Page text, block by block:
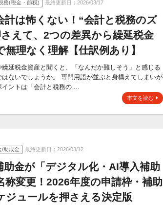
務(税金・節税) 最終更新日：2026/03/17
計は怖くない！“会計と税務のズ
えて、2つの差異から繰延税金
無理なく理解【仕訳例あり】
延税金資産と聞くと、「なんだか難しそう」と感じる
はないでしょうか。 専門用語が並ぶと身構えてしまいが
イントは「会計と税務の ...
本文を読む
/助成金 最終更新日：2026/03/12
助金が「デジタル化・AI導入補助
称変更！2026年度の申請枠・補助
ジュールを押さえる決定版